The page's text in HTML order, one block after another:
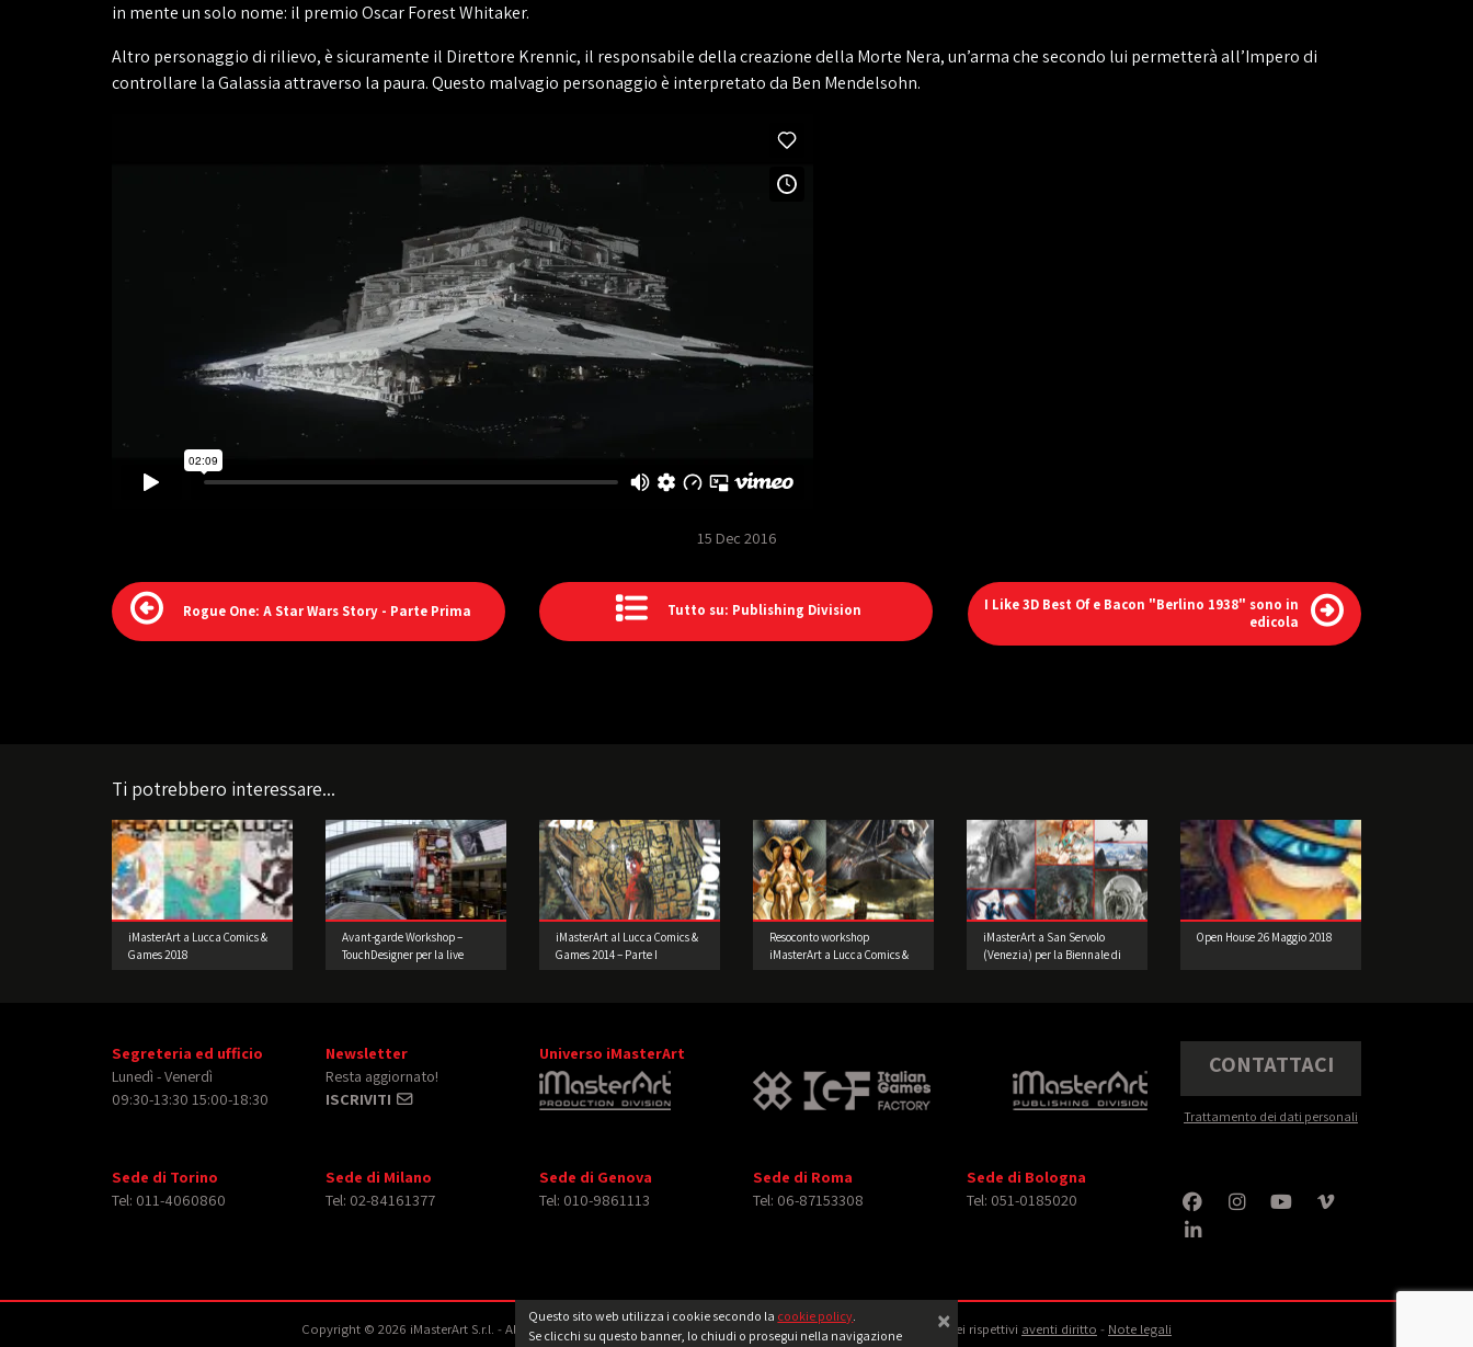
Questo sito web utilizza i cookie secondo la cookie policy.
Se clicchi su questo banner, lo chiudi o prosegui nella navigazione
×
in mente un solo nome: il premio Oscar Forest Whitaker.
Altro personaggio di rilievo, è sicuramente il Direttore Krennic, il responsabile della creazione della Morte Nera, un’arma che secondo lui permetterà all’Impero di
controllare la Galassia attraverso la paura. Questo malvagio personaggio è interpretato da Ben Mendelsohn.
15 Dec 2016
Rogue One: A Star Wars Story - Parte Prima Tutto su: Publishing Division
I Like 3D Best Of e Bacon "Berlino 1938" sono in
edicola
Ti potrebbero interessare...
iMasterArt a Lucca Comics &
Games 2018
Avant-garde Workshop –
TouchDesigner per la live
iMasterArt al Lucca Comics &
Games 2014 – Parte I
Resoconto workshop
iMasterArt a Lucca Comics &
iMasterArt a San Servolo
(Venezia) per la Biennale di
Open House 26 Maggio 2018
Segreteria ed ufficio
Lunedì - Venerdì
09:30-13:30 15:00-18:30
Newsletter
Resta aggiornato!
ISCRIVITI
Universo iMasterArt CONTATTACI
Trattamento dei dati personali
Sede di Torino
Tel: 011-4060860
Sede di Milano
Tel: 02-84161377
Sede di Genova
Tel: 010-9861113
Sede di Roma
Tel: 06-87153308
Sede di Bologna
Tel: 051-0185020
Copyright © 2026 iMasterArt S.r.l. ‐ All rights reserved. Tutti i diritti relativi ad immagini e video pubblicati sono dei rispettivi aventi diritto ‐ Note legali